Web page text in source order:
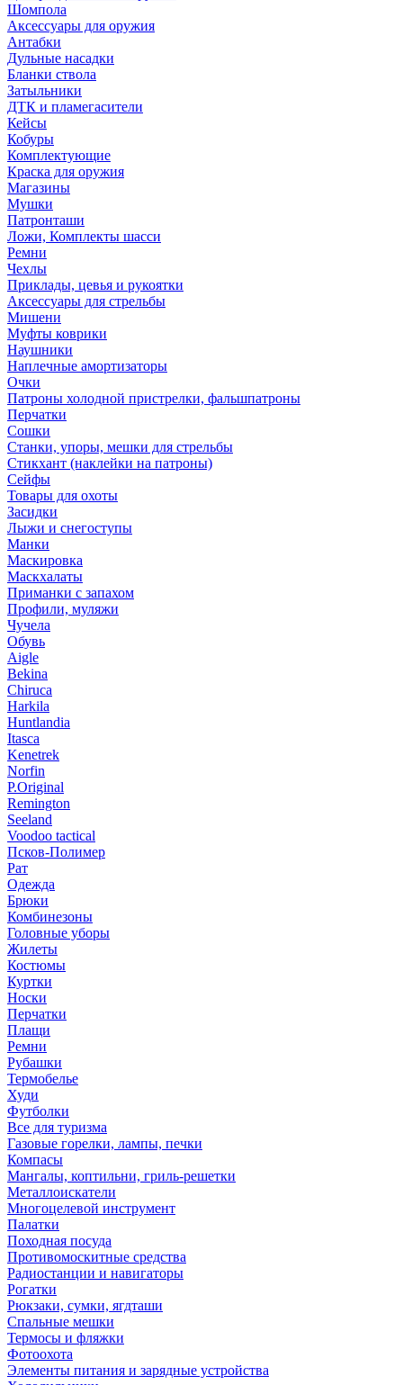
Шомпола
Аксессуары для оружия
Антабки
Дульные насадки
Бланки ствола
Затыльники
ДТК и пламегасители
Кейсы
Кобуры
Комплектующие
Краска для оружия
Магазины
Мушки
Патронташи
Ложи, Комплекты шасси
Ремни
Чехлы
Приклады, цевья и рукоятки
Аксессуары для стрельбы
Мишени
Муфты коврики
Наушники
Наплечные амортизаторы
Очки
Патроны холодной пристрелки, фальшпатроны
Перчатки
Сошки
Станки, упоры, мешки для стрельбы
Стикхант (наклейки на патроны)
Сейфы
Товары для охоты
Засидки
Лыжи и снегоступы
Манки
Маскировка
Маскхалаты
Приманки с запахом
Профили, муляжи
Чучела
Обувь
Aigle
Bekina
Chiruсa
Harkila
Huntlandia
Itasca
Kenetrek
Norfin
P.Original
Remington
Seeland
Voodoo tactical
Псков-Полимер
Рат
Одежда
Брюки
Комбинезоны
Головные уборы
Жилеты
Костюмы
Куртки
Носки
Перчатки
Плащи
Ремни
Рубашки
Термобелье
Худи
Футболки
Все для туризма
Газовые горелки, лампы, печки
Компасы
Мангалы, коптильни, гриль-решетки
Металлоискатели
Многоцелевой инструмент
Палатки
Походная посуда
Противомоскитные средства
Радиостанции и навигаторы
Рогатки
Рюкзаки, сумки, ягдташи
Спальные мешки
Термосы и фляжки
Фотоохота
Элементы питания и зарядные устройства